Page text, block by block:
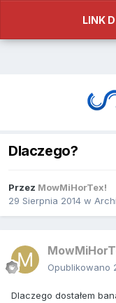
LINK
Dlaczego?
Przez MowMiHorTex!
29 Sierpnia 2014 w
Opublikowano
Dlaczego dostałem